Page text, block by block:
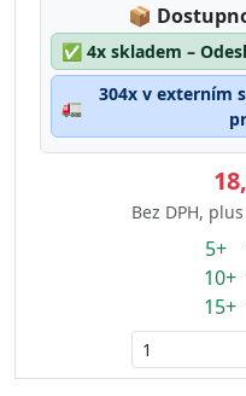
📦
✅ 4x skladem –
🚛
304x v externím
Bez DPH,
5+
10+
15+